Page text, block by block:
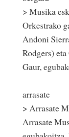
> Musika
Orkestrako
Andoni
Rodgers)
Gaur,
arrasate
> Arrasate
Arrasate